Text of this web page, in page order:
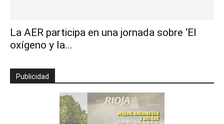
La AER participa en una jornada sobre ‘El
oxígeno y la...
Publicidad